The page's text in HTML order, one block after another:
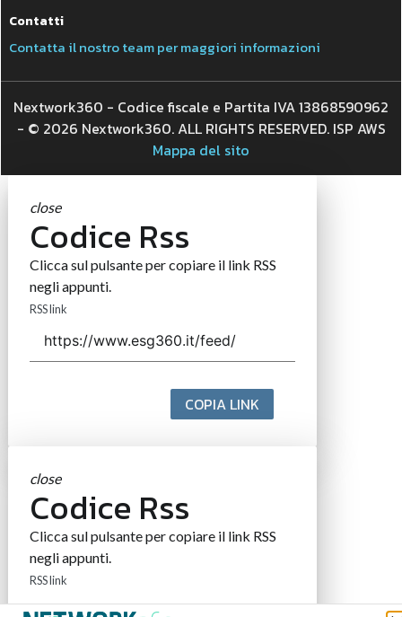
Contatti
Contatta il nostro team per maggiori informazioni
Nextwork360 - Codice fiscale e Partita IVA 13868590962
- © 2026 Nextwork360. ALL RIGHTS RESERVED. ISP AWS
Mappa del sito
close
Codice Rss
Clicca sul pulsante per copiare il link RSS
negli appunti.
RSS link
COPIA LINK
close
Codice Rss
Clicca sul pulsante per copiare il link RSS
negli appunti.
RSS link